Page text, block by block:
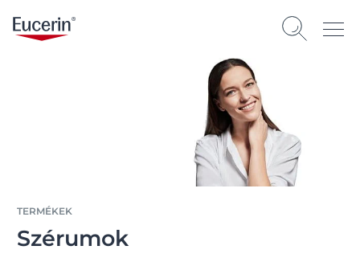
TERMÉKEK
Szérumok